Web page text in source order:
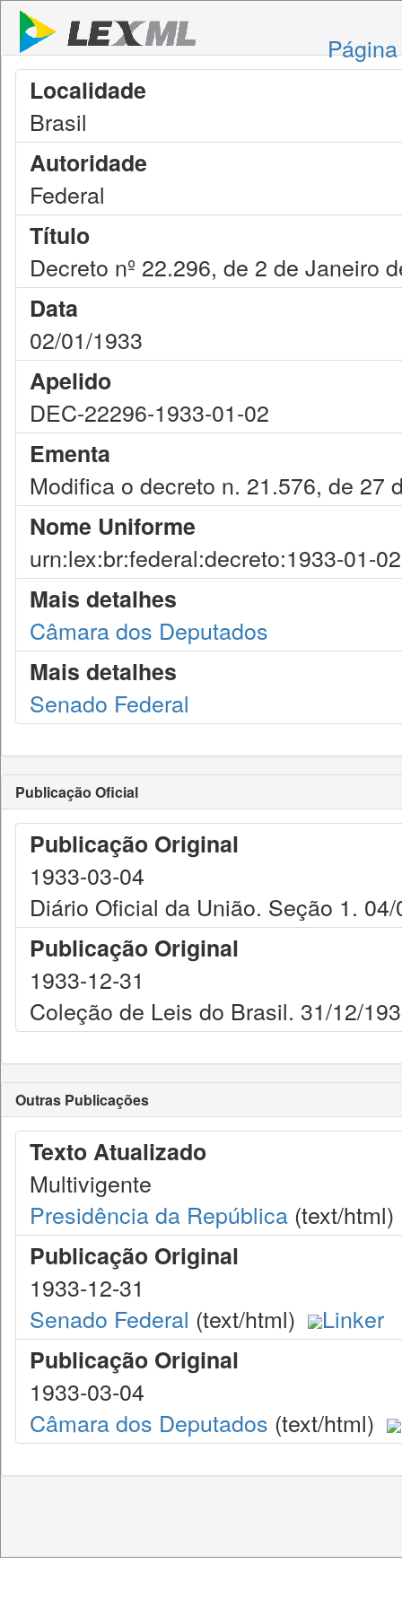
Localidade
Brasil
Autoridade
Federal
Título
Decreto nº 22.296, de 2 de Janeiro
Data
02/01/1933
Apelido
DEC-22296-1933-01-02
Ementa
Modifica o decreto n. 21.576, de 27
Nome Uniforme
urn:lex:br:federal:decreto:1933-01-
Mais detalhes
Câmara dos Deputados
Mais detalhes
Senado Federal
Publicação Oficial
Publicação Original
1933-03-04
Diário Oficial da União. Seção 1.
Publicação Original
1933-12-31
Coleção de Leis do Brasil. 31/12/
Outras Publicações
Texto Atualizado
Multivigente
Presidência da República (text/html)
Publicação Original
1933-12-31
Senado Federal (text/html)
Linker
Publicação Original
1933-03-04
Câmara dos Deputados (text/html)